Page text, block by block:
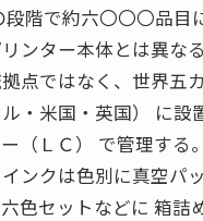
階で約六〇〇〇品目
ンター本体とは異なる
点ではなく、世界五
・米国・英国） に設
（ＬＣ） で管理する。
ンクは色別に真空パ
色セットなどに 箱詰